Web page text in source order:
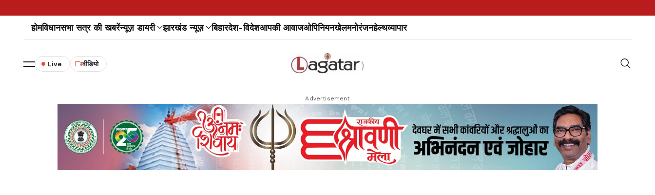
होमविधानसभा सत्र की खबरेंन्यूज़ डायरी झारखंड न्यूज़ बिहारदेश-विदेशआपकी आवाजओपिनियनखेलमनोरंजनहेल्थव्यापार
Live वीडियो
Advertisement